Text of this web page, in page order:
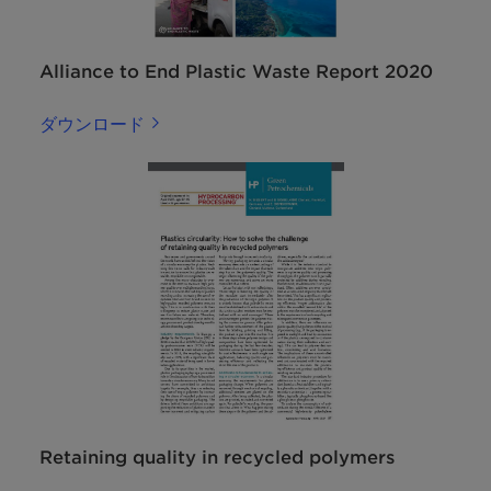
Alliance to End Plastic Waste Report 2020
ダウンロード
Retaining quality in recycled polymers